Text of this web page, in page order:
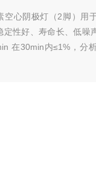
心阴极灯（2脚）用
性好、寿命长、低噪
在30min内≤1%，分